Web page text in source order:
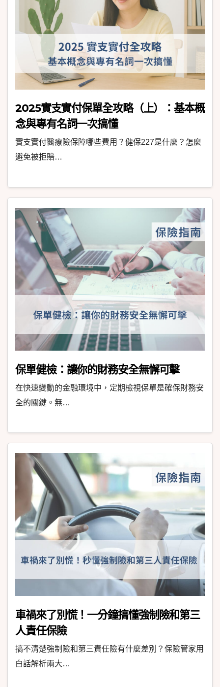
2025實支實付保單全攻略（上）：基本概
念與專有名詞一次搞懂
實支實付醫療險保障哪些費用？健保227是什麼？怎麼
避免被拒賠…
保單健檢：讓你的財務安全無懈可擊
在快速變動的金融環境中，定期檢視保單是確保財務安
全的關鍵。無…
車禍來了別慌！一分鐘搞懂強制險和第三
人責任保險
搞不清楚強制險和第三責任險有什麼差別？保險管家用
白話解析兩大…